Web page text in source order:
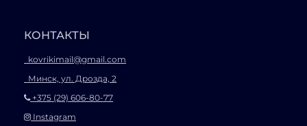
КОНТАКТЫ
kovrikimail@gmail.com
Минск, ул. Дрозда, 2
+375 (29) 606-80-77
Instagram